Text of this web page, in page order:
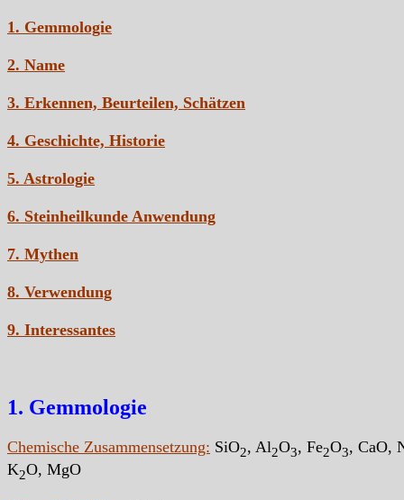
1. Gemmologie
2. Name
3. Erkennen, Beurteilen, Schätzen
4. Geschichte, Historie
5. Astrologie
6. Steinheilkunde Anwendung
7. Mythen
8. Verwendung
9. Interessantes
1. Gemmologie
Chemische Zusammensetzung: SiO2, Al2O3, Fe2O3, CaO,
K2O, MgO